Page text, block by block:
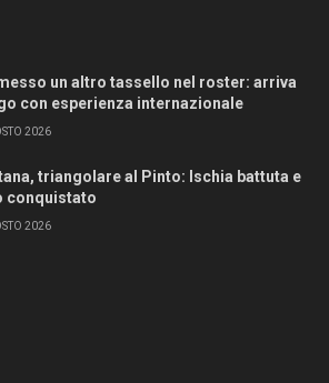
un altro tassello nel roster: arriva
con esperienza internazionale
2026
triangolare al Pinto: Ischia battuta e
conquistato
2026